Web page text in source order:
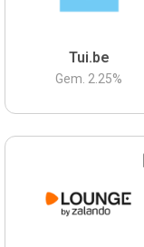
Tui.be
Gem. 2.25%